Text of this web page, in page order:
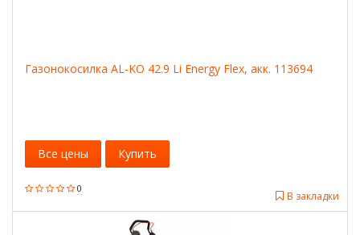
Газонокосилка AL-KO 42.9 Li Energy Flex, акк. 113694
0
В закладки
Все цены Купить